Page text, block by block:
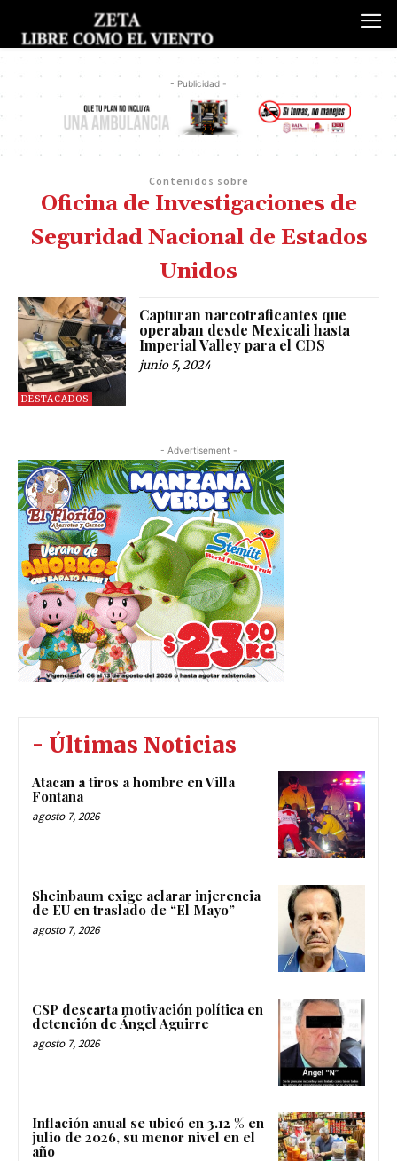
- Publicidad -
Contenidos sobre
Oficina de Investigaciones de
Seguridad Nacional de Estados
Unidos
DESTACADOS
Capturan narcotraficantes que
operaban desde Mexicali hasta
Imperial Valley para el CDS
junio 5, 2024
- Advertisement -
- Últimas Noticias
Atacan a tiros a hombre en Villa
Fontana
agosto 7, 2026
Sheinbaum exige aclarar injerencia
de EU en traslado de “El Mayo”
agosto 7, 2026
CSP descarta motivación política en
detención de Ángel Aguirre
agosto 7, 2026
Inflación anual se ubicó en 3.12 % en
julio de 2026, su menor nivel en el
año